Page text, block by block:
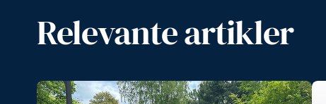
Relevante artikler